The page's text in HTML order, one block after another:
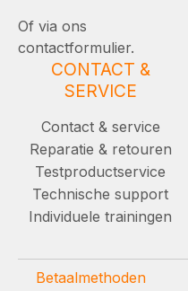
Of via ons
contactformulier.
CONTACT &
SERVICE
Contact & service
Reparatie & retouren
Testproductservice
Technische support
Individuele trainingen
Betaalmethoden